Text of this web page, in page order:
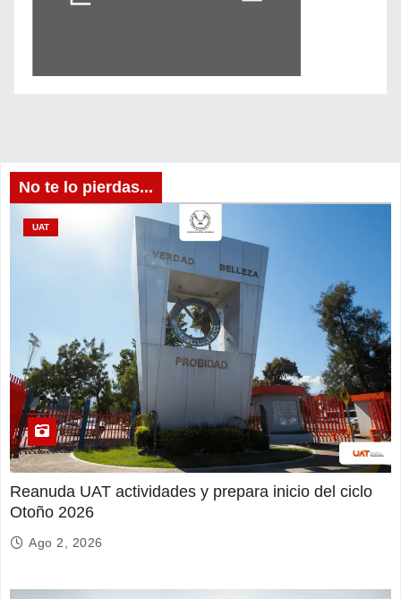
No te lo pierdas...
UAT
Reanuda UAT actividades y prepara inicio del ciclo
Otoño 2026
Ago 2, 2026